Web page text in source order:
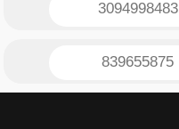
3094998483
839655875